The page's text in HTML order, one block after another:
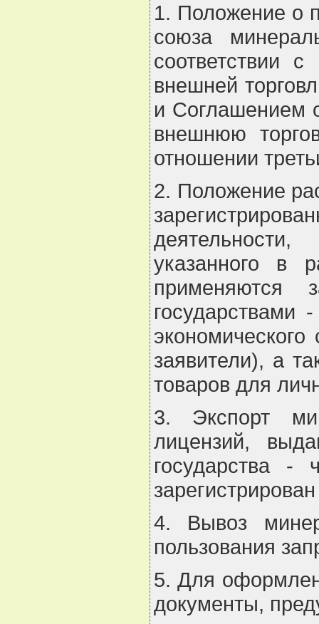
1. Положение о
союза
соответствии
внешней
и Соглашением
внешнюю
отношении
2. Положение
указанного в
применяются
государствами
заявители), а
товаров для
3. Экспорт
лицензий,
государства -
4. Вывоз
пользования
5. Для
документы,